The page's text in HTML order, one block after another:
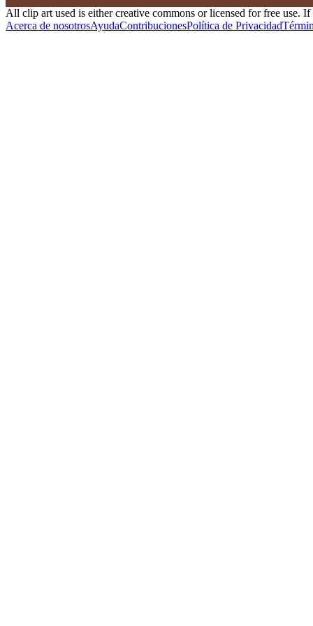
All clip art used is either creative commons or licensed for free use.
Acerca de nosotrosAyudaContribucionesPolítica de Privacidad